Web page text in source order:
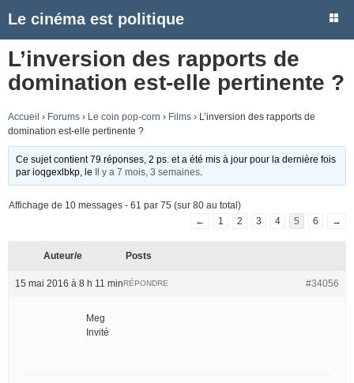
Le cinéma est politique
L’inversion des rapports de
domination est-elle pertinente ?
Accueil › Forums › Le coin pop-corn › Films › L’inversion des rapports de
domination est-elle pertinente ?
Ce sujet contient 79 réponses, 2 ps. et a été mis à jour pour la dernière fois
parioqgexlbkp , le Il y a 7 mois, 3 semaines
Affichage de 10 messages - 61 par 75 (sur 80 au total)
←
1 2 3 4 5 6 →
Auteur/e Posts
15 mai 2016 à 8 h 11 min #34056
RÉPONDRE
Meg
Invité